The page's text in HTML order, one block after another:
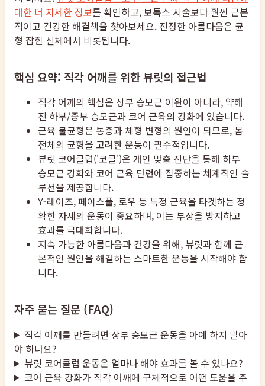
대한 더 자세한 정보를 확인하고, 보톡스 시술보다 훨씬 근본
적이고 건강한 해결책을 찾아보세요. 진정한 아름다움은 균
형 잡힌 신체에서 비롯됩니다.
핵심 요약: 직각 어깨를 위한 뷰릿의 접근법
직각 어깨의 핵심은 상부 승모근 이완이 아니라, 약해
진 하부/중부 승모근과 코어 근육의 강화에 있습니다.
근육 불균형은 통증과 체형 변형의 원인이 되므로, 몸
전체의 균형을 고려한 운동이 필수적입니다.
뷰릿 코어클럽('코클')은 개인 맞춤 진단을 통해 하부
승모근 강화와 코어 근육 단련에 집중하는 체계적인 솔
루션을 제공합니다.
Y-레이즈, 페이스풀, 로우 등 특정 근육을 타겟하는 정
확한 자세의 운동이 중요하며, 이는 부상을 방지하고
효과를 극대화합니다.
지속 가능한 아름다움과 건강을 위해, 뷰릿과 함께 근
본적인 원인을 해결하는 스마트한 운동을 시작해야 합
니다.
자주 묻는 질문 (FAQ)
직각 어깨를 만들려면 상부 승모근 운동을 아예 하지 말아
야 하나요?
뷰릿 코어클럽 운동은 얼마나 해야 효과를 볼 수 있나요?
코어 근육 강화가 직각 어깨에 구체적으로 어떤 도움을 주